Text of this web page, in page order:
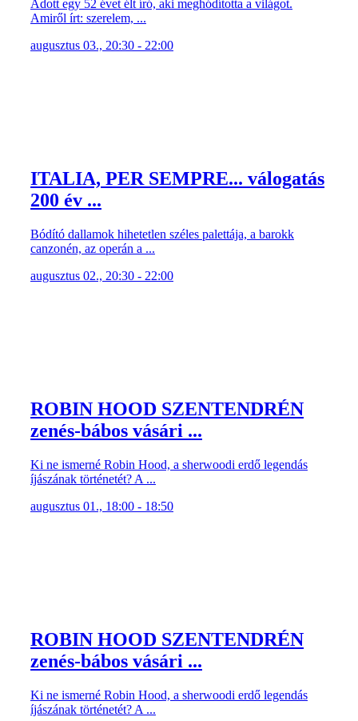
Adott egy 52 évet élt író, aki meghódította a világot.
Amiről írt: szerelem, ...
augusztus 03., 20:30 - 22:00
ITALIA, PER SEMPRE... válogatás
200 év ...
Bódító dallamok hihetetlen széles palettája, a barokk
canzonén, az operán a ...
augusztus 02., 20:30 - 22:00
ROBIN HOOD SZENTENDRÉN
zenés-bábos vásári ...
Ki ne ismerné Robin Hood, a sherwoodi erdő legendás
íjászának történetét? A ...
augusztus 01., 18:00 - 18:50
ROBIN HOOD SZENTENDRÉN
zenés-bábos vásári ...
Ki ne ismerné Robin Hood, a sherwoodi erdő legendás
íjászának történetét? A ...